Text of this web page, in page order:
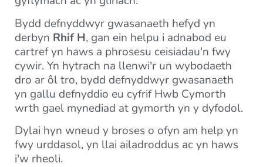
Bydd defnyddwyr gwasanaeth hefyd yn
derbyn Rhif H, gan ein helpu i adnabod eu
cartref yn haws a phrosesu ceisiadau'n fwy
cywir. Yn hytrach na llenwi'r un wybodaeth
dro ar ôl tro, bydd defnyddwyr gwasanaeth
yn gallu defnyddio eu cyfrif Hwb Cymorth
wrth gael mynediad at gymorth yn y dyfodol.
Dylai hyn wneud y broses o ofyn am help yn
fwy urddasol, yn llai ailadroddus ac yn haws
i'w rheoli.